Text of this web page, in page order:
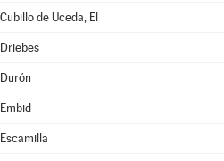
Cubillo de Uceda, El
Driebes
Durón
Embid
Escamilla